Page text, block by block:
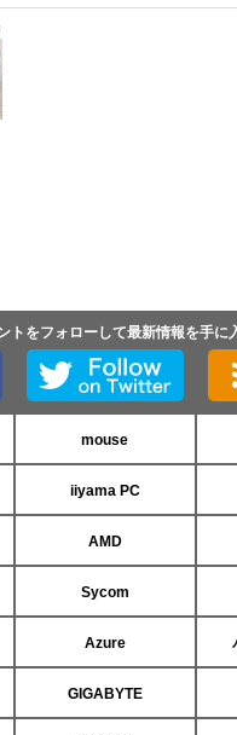
トをフォローして最新情報を手に
mouse
iiyama PC
AMD
Sycom
Azure
GIGABYTE